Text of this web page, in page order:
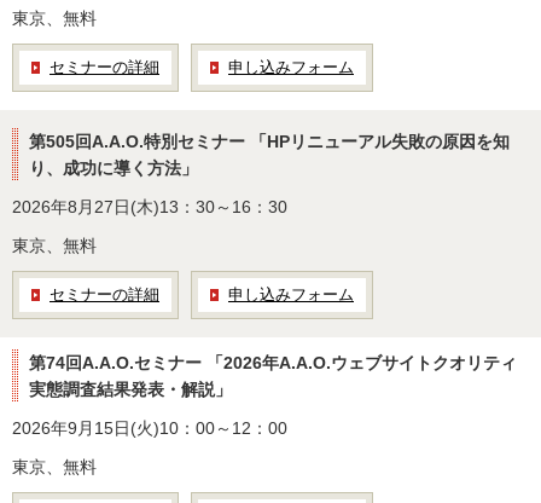
東京、無料
セミナーの詳細 申し込みフォーム
第505回A.A.O.特別セミナー 「HPリニューアル失敗の原因を知
り、成功に導く方法」
2026年8月27日(木)13：30～16：30
東京、無料
セミナーの詳細 申し込みフォーム
第74回A.A.O.セミナー 「2026年A.A.O.ウェブサイトクオリティ
実態調査結果発表・解説」
2026年9月15日(火)10：00～12：00
東京、無料